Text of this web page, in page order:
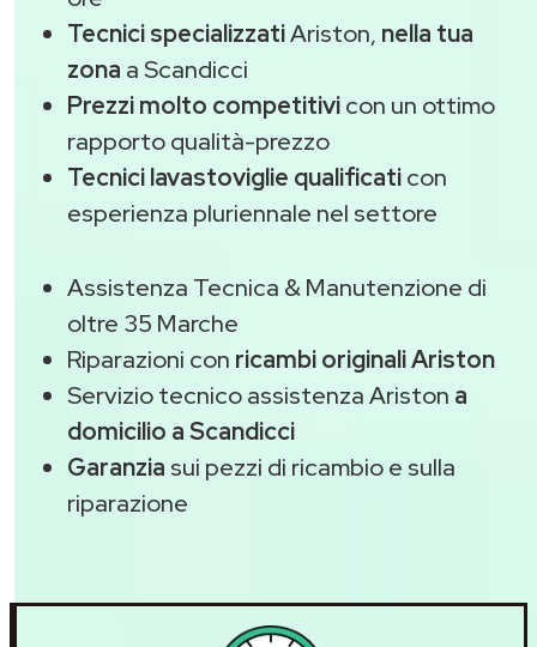
Tecnici specializzatiAriston, nella tua
zona a Scandicci
Prezzi molto competitivicon un ottimo
rapporto qualità-prezzo
Tecnici lavastoviglie qualificaticon
esperienza pluriennale nel settore
Assistenza Tecnica & Manutenzione di
oltre 35 Marche
Riparazioni con ricambi originali Ariston
Servizio tecnico assistenza Ariston a
domicilio a Scandicci
Garanzia sui pezzi di ricambio e sulla
riparazione